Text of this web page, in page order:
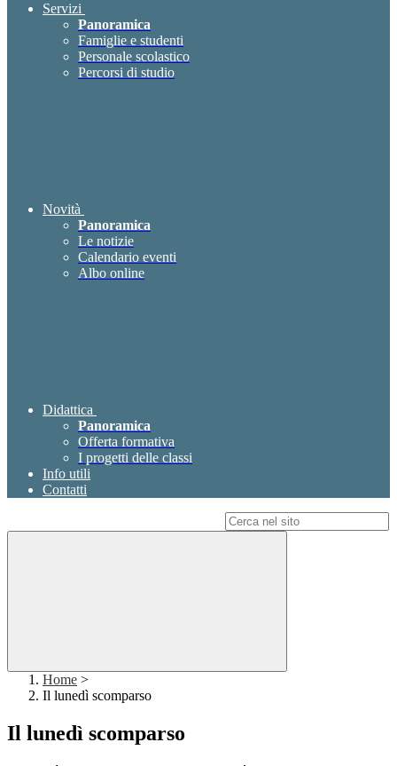
Servizi
Panoramica
Famiglie e studenti
Personale scolastico
Percorsi di studio
Novità
Panoramica
Le notizie
Calendario eventi
Albo online
Didattica
Panoramica
Offerta formativa
I progetti delle classi
Info utili
Contatti
Home >
Il lunedì scomparso
Il lunedì scomparso